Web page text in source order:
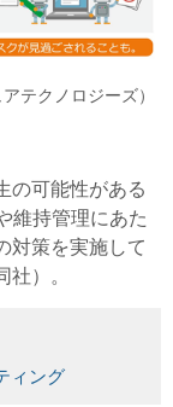
テクノロジーズ）
の可能性がある
維持管理にあた
対策を実施して
）。
ィング